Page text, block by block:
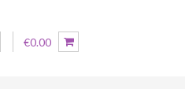
€0.00